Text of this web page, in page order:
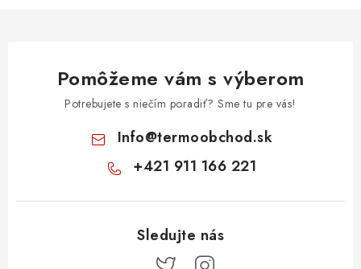
Pomôžeme vám s výberom
Potrebujete s niečím poradiť? Sme tu pre vás!
Info@termoobchod.sk
+421 911 166 221